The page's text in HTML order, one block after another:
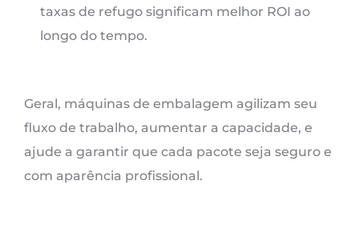
taxas de refugo significam melhor ROI ao
longo do tempo.
Geral, máquinas de embalagem agilizam seu
fluxo de trabalho, aumentar a capacidade, e
ajude a garantir que cada pacote seja seguro e
com aparência profissional.